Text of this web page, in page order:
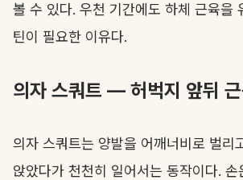
볼 수 있다. 우천 기간에도 하체 근육을
틴이 필요한 이유다.
의자 스쿼트 — 허벅지 앞뒤
의자 스쿼트는 양발을 어깨너비로 벌리
앉았다가 천천히 일어서는 동작이다.